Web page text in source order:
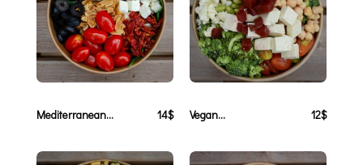
Mediterranean... 14$ Vegan... 12$